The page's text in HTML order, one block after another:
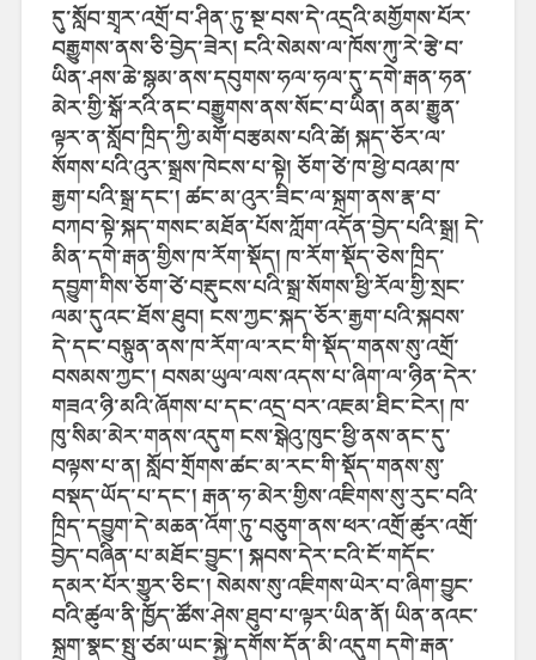
དུ་སློབ་གྲྭར་འགྲོ་བ་ཤིན་ཏུ་སྔ་བས་དེ་འདྲའི་མགྱོགས་པོར་
བརྒྱུགས་ནས་ཅི་བྱེད་ཟེར། ངའི་སེམས་ལ་ཁོས་ཀུ་རེ་རྩེ་བ་
ཡིན་ཤས་ཆེ་སྙམ་ནས་དབུགས་ཧལ་ཧལ་དུ་དགེ་རྒན་ཧན་
མེར་གྱི་སྒོ་རའི་ནང་བརྒྱུགས་ནས་སོང་བ་ཡིན། ནམ་རྒྱུན་
ལྟར་ན་སློབ་ཁྲིད་ཀྱི་མགོ་བརྩམས་པའི་ཚེ། སྐད་ཅོར་ལ་
སོགས་པའི་འུར་སྒྲས་ཁེངས་པ་སྟེ། ཅོག་ཙེ་ཁ་ཕྱེ་བའམ་ཁ་
རྒྱག་པའི་སྒྲ་དང་། ཚང་མ་འུར་ཟིང་ལ་སྐྲག་ནས་རྣ་བ་
བཀབ་སྟེ་སྐད་གསང་མཐོན་པོས་ཀློག་འདོན་བྱེད་པའི་སྒྲ། དེ་
མིན་དགེ་རྒན་གྱིས་ཁ་རོག་སྡོད། ཁ་རོག་སྡོད་ཅེས་ཁྲིད་
དབྱུག་གིས་ཅོག་ཙེ་བརྡུངས་པའི་སྒྲ་སོགས་ཕྱི་རོལ་གྱི་སྲང་
ལམ་དུའང་ཐོས་ཐུབ། ངས་ཀྱང་སྐད་ཅོར་རྒྱག་པའི་སྐབས་
དེ་དང་བསྟུན་ནས་ཁ་རོག་ལ་རང་གི་སྡོད་གནས་སུ་འགྲོ་
བསམས་ཀྱང་། བསམ་ཡུལ་ལས་འདས་པ་ཞིག་ལ་ཉིན་དེར་
གཟའ་ཉི་མའི་ཞོགས་པ་དང་འདྲ་བར་འཇམ་ཐིང་ངེར། ཁ་
ཁུ་སིམ་མེར་གནས་འདུག ངས་སྒེའུ་ཁུང་ཕྱི་ནས་ནང་དུ་
བལྟས་པ་ན། སློབ་གྲོགས་ཚང་མ་རང་གི་སྡོད་གནས་སུ་
བསྡད་ཡོད་པ་དང་། རྒན་ཧ་མེར་གྱིས་འཇིགས་སུ་རུང་བའི་
ཁྲིད་དབྱུག་དེ་མཆན་འོག་ཏུ་བཅུག་ནས་ཕར་འགྲོ་ཚུར་འགྲོ་
བྱེད་བཞིན་པ་མཐོང་བྱུང་། སྐབས་དེར་ངའི་ངོ་གདོང་
དམར་པོར་གྱུར་ཅིང་། སེམས་སུ་འཇིགས་ཡེར་བ་ཞིག་བྱུང་
བའི་ཚུལ་ནི་ཁྱོད་ཚོས་ཤེས་ཐུབ་པ་ལྟར་ཡིན་ནོ། ཡིན་ནའང་
སྐྲག་སྣང་སྤུ་ཙམ་ཡང་སྐྱེ་དགོས་དོན་མི་འདུག དགེ་རྒན་